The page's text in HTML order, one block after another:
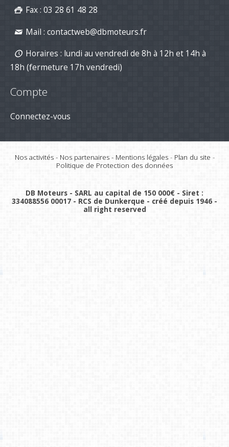
Fax : 03 28 61 48 28
Mail : contactweb@dbmoteurs.fr
Horaires : lundi au vendredi de 8h à 12h et 14h à
18h (fermeture 17h vendredi)
Compte
Connectez-vous
Nos activités- Nos partenaires- Mentions légales- Plan du site -
Politique de Protection des données
DB Moteurs - SARL au capital de 150 000€ - Siret :
334088556 00017 - RCS de Dunkerque - créé depuis 1946 -
all right reserved